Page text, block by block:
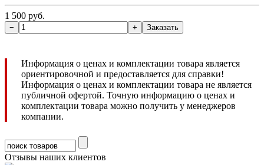
1 500 руб.
Информация о ценах и комплектации товара является
ориентировочной и предоставляется для справки!
Информация о ценах и комплектации товара не является
публичной офертой. Точную информацию о ценах и
комплектации товара можно получить у менеджеров
компании.
Отзывы наших клиентов